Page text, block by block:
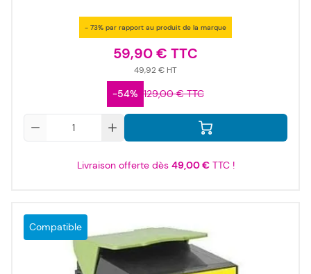
- 73% par rapport au produit de la marque
59,90 €
49,92 €
-54% 129,00 €
Livraison offerte dès 49,00 €TTC !
Compatible